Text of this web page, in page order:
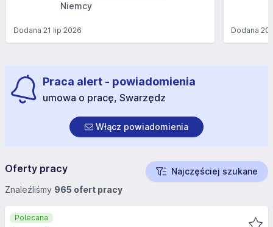
Niemcy
Dodana 21 lip 2026 Dodana20
Praca alert - powiadomienia
umowa o pracę, Swarzędz
Włącz powiadomienia
Oferty pracy
Najczęściej szukane
Znaleźliśmy 965 ofert pracy
Polecana